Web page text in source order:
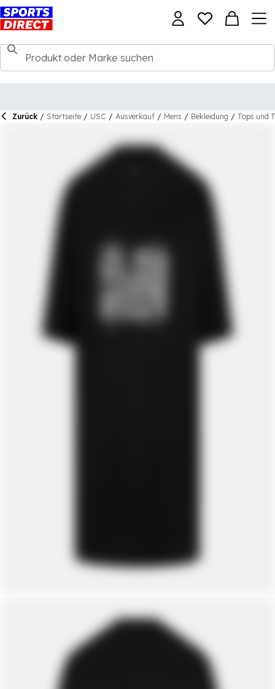
Zurück / Startseite / USC / Ausverkauf / Mens / Bekleidung / Tops und